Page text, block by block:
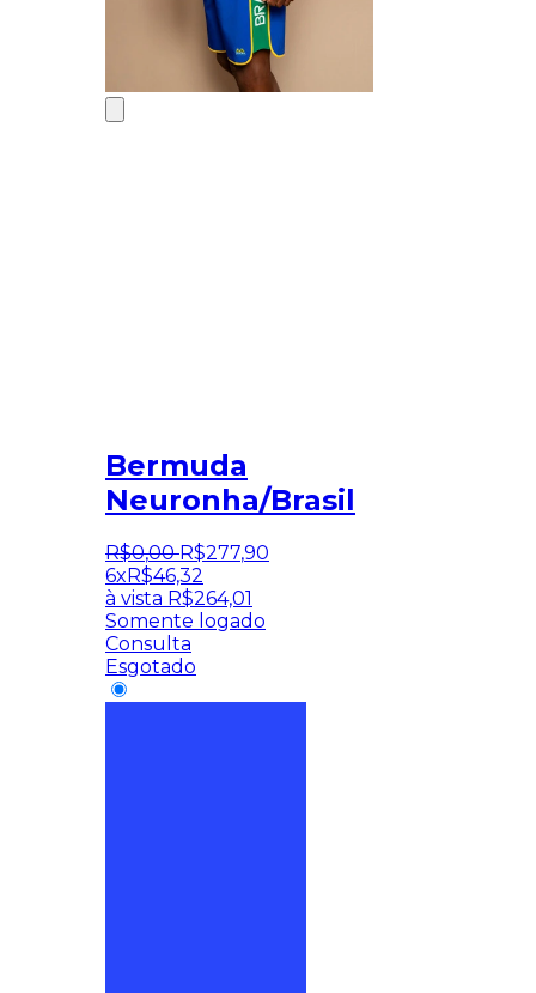
Bermuda
Neuronha/Brasil
R$0,00 R$277,90
6xR$46,32
à vista R$264,01
Somente logado
Consulta
Esgotado